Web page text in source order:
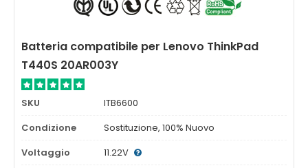
Batteria compatibile per Lenovo ThinkPad
T440S 20AR003Y
SKU
ITB6600
Condizione
Sostituzione, 100% Nuovo
Voltaggio
11.22V